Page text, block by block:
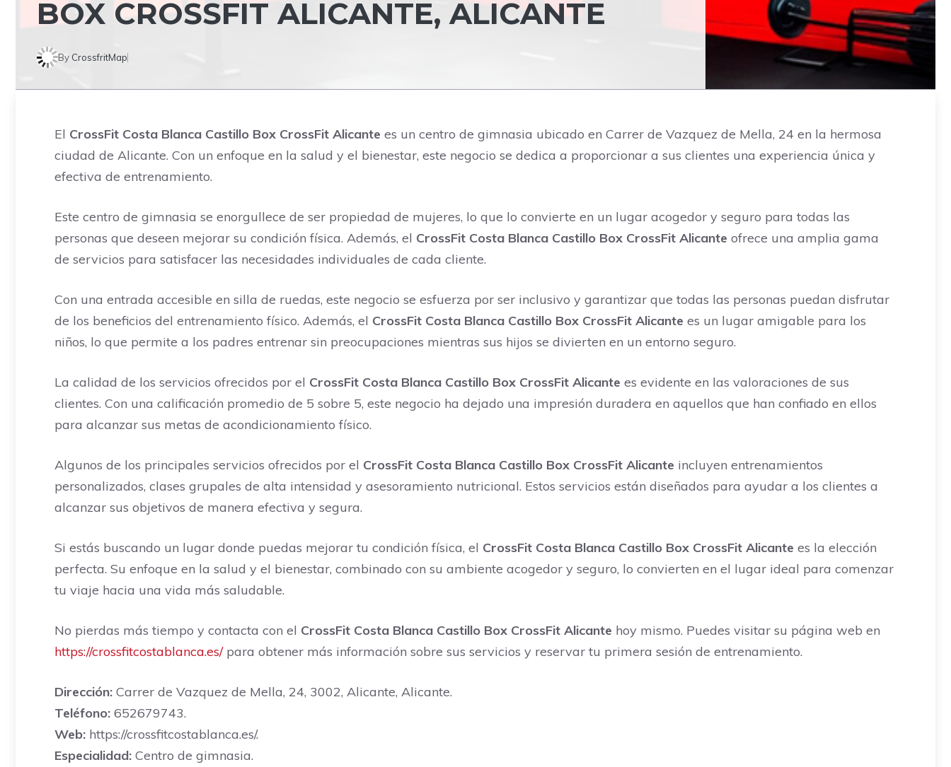
BOX CROSSFIT ALICANTE, ALICANTE
By CrossfritMap
El CrossFit Costa Blanca Castillo ‍Box CrossFit Alicante es un centro de gimnasia ubicado en Carrer de Vazquez de Mella, 24 en la hermosa
ciudad de Alicante. Con un enfoque en la salud y el bienestar, este negocio se dedica a proporcionar a sus clientes una experiencia única y
efectiva de entrenamiento.
Este centro de gimnasia se enorgullece de ser propiedad de mujeres, lo que lo convierte en un lugar acogedor y seguro para todas las
personas que deseen mejorar su condición física. Además, el CrossFit Costa Blanca Castillo ‍Box CrossFit Alicante ofrece una amplia gama
de servicios para satisfacer las necesidades individuales de cada cliente.
Con una entrada accesible en silla de ruedas, este negocio se esfuerza por ser inclusivo y garantizar que todas las personas puedan disfrutar
de los beneficios del entrenamiento físico. Además, el CrossFit Costa Blanca Castillo ‍Box CrossFit Alicante es un lugar amigable para los
niños, lo que permite a los padres entrenar sin preocupaciones mientras sus hijos se divierten en un entorno seguro.
La calidad de los servicios ofrecidos por el CrossFit Costa Blanca Castillo ‍Box CrossFit Alicante es evidente en las valoraciones de sus
clientes. Con una calificación promedio de 5 sobre 5, este negocio ha dejado una impresión duradera en aquellos que han confiado en ellos
para alcanzar sus metas de acondicionamiento físico.
Algunos de los principales servicios ofrecidos por el CrossFit Costa Blanca Castillo ‍Box CrossFit Alicante incluyen entrenamientos
personalizados, clases grupales de alta intensidad y asesoramiento nutricional. Estos servicios están diseñados para ayudar a los clientes a
alcanzar sus objetivos de manera efectiva y segura.
Si estás buscando un lugar donde puedas mejorar tu condición física, el CrossFit Costa Blanca Castillo ‍Box CrossFit Alicante es la elección
perfecta. Su enfoque en la salud y el bienestar, combinado con su ambiente acogedor y seguro, lo convierten en el lugar ideal para comenzar
tu viaje hacia una vida más saludable.
No pierdas más tiempo y contacta con el CrossFit Costa Blanca Castillo ‍Box CrossFit Alicante hoy mismo. Puedes visitar su página web en
https://crossfitcostablanca.es/para obtener más información sobre sus servicios y reservar tu primera sesión de entrenamiento.
Dirección: Carrer de Vazquez de Mella, 24, 3002, Alicante, Alicante.
Teléfono: 652679743.
Web: https://crossfitcostablanca.es/.
Especialidad: Centro de gimnasia.